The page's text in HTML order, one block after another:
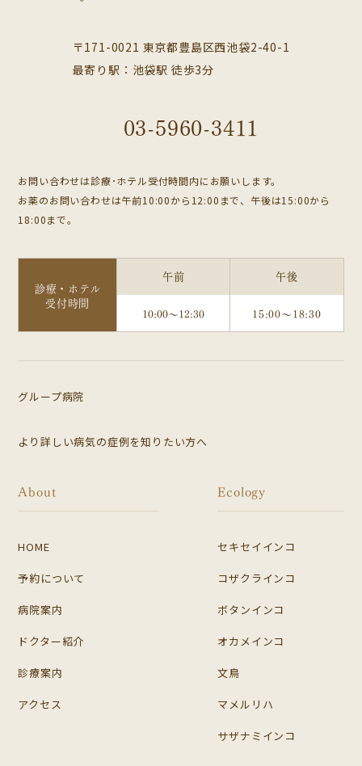
〒171-0021 東京都豊島区西池袋2-40-1
最寄り駅：池袋駅 徒歩3分
03-5960-3411
お問い合わせは診療･ホテル受付時間内にお願いします。
お薬のお問い合わせは午前10:00から12:00まで、午後は15:00から
18:00まで。
診療・ホテル
受付時間
午前 午後
10:00～12:30 15:00～18:30
グループ病院
より詳しい病気の症例を知りたい方へ
About
HOME
予約について
病院案内
ドクター紹介
診療案内
アクセス
Ecology
セキセイインコ
コザクラインコ
ボタンインコ
オカメインコ
文鳥
マメルリハ
サザナミインコ